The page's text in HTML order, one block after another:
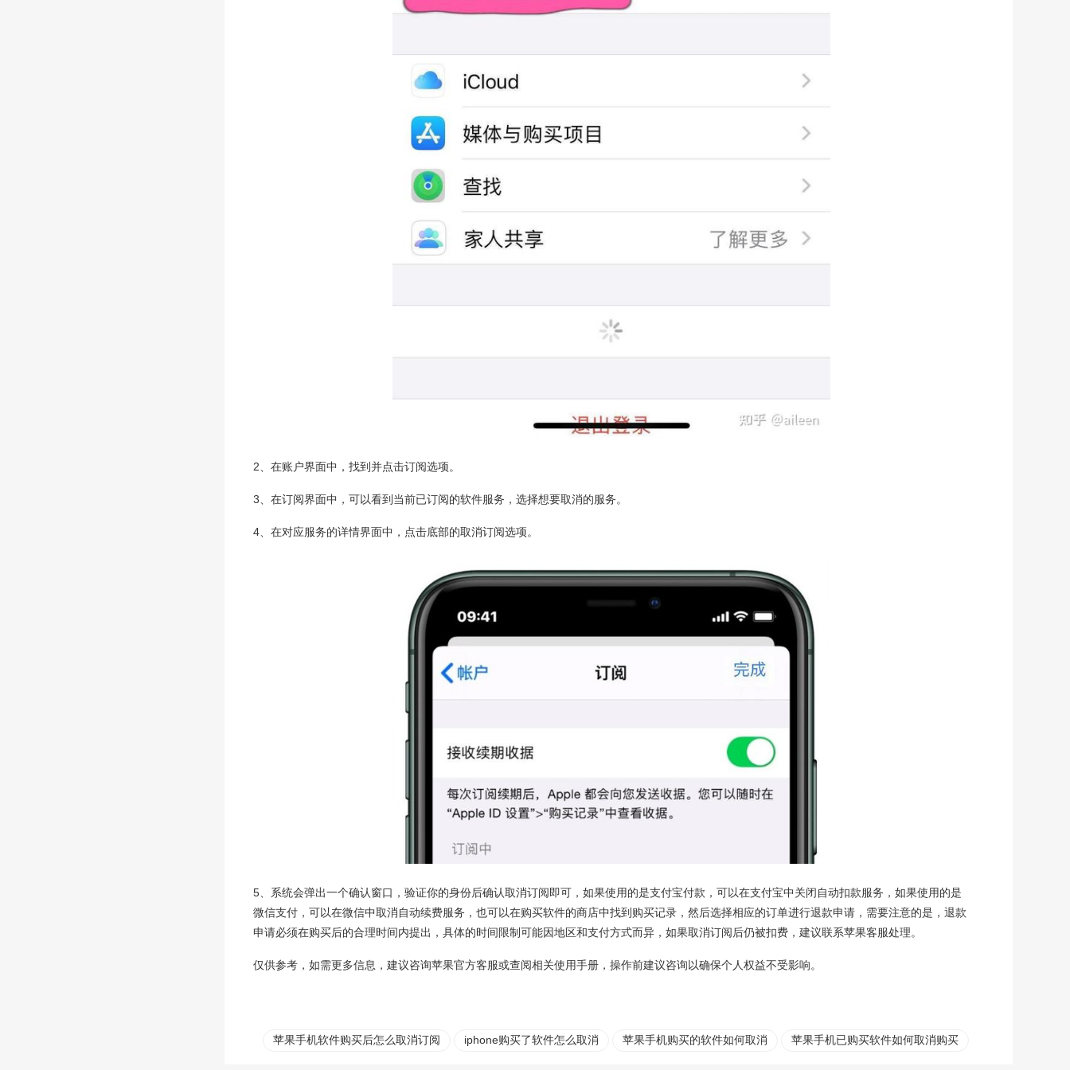
2、在账户界面中，找到并点击订阅选项。
3、在订阅界面中，可以看到当前已订阅的软件服务，选择想要取消的服务。
4、在对应服务的详情界面中，点击底部的取消订阅选项。
5、系统会弹出一个确认窗口，验证你的身份后确认取消订阅即可，如果使用的是支付宝付款，可以在支付宝中关闭自动扣款服务，如果使用的是
微信支付，可以在微信中取消自动续费服务，也可以在购买软件的商店中找到购买记录，然后选择相应的订单进行退款申请，需要注意的是，退款
申请必须在购买后的合理时间内提出，具体的时间限制可能因地区和支付方式而异，如果取消订阅后仍被扣费，建议联系苹果客服处理。
仅供参考，如需更多信息，建议咨询苹果官方客服或查阅相关使用手册，操作前建议咨询以确保个人权益不受影响。
苹果手机软件购买后怎么取消订阅 iphone购买了软件怎么取消 苹果手机购买的软件如何取消 苹果手机已购买软件如何取消购买